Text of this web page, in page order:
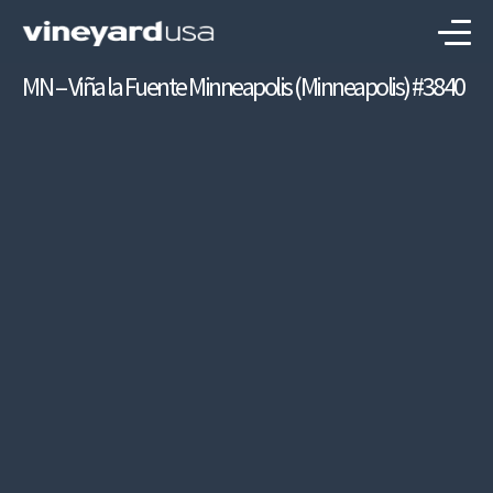
MN – Viña la Fuente Minneapolis (Minneapolis) #3840